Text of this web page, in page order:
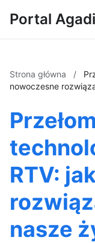
Portal Agadi
Strona główna /
nowoczesne
RTV:
nasze